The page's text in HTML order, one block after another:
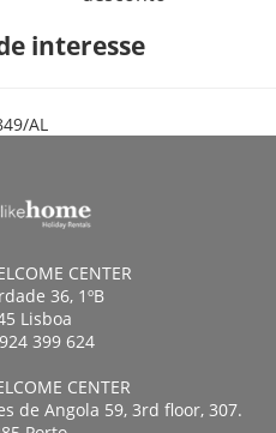
interesse
AL
CENTER
36, 1ºB
Lisboa
399 624
CENTER
de Angola 59, 3rd floor, 307.